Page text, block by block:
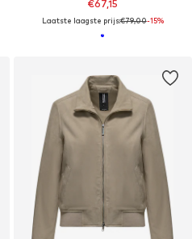
€67,15
Laatste laagste prijs:€79,00-15%